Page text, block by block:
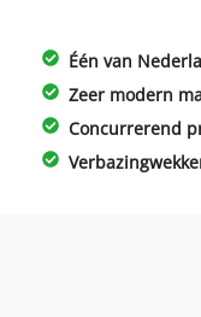
Één van
Zeer modern
Concurrerend